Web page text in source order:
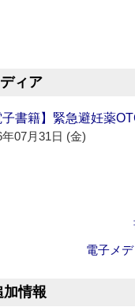
ィア
子書籍】緊急避妊薬
年07月31日 (金)
電子メ
加情報